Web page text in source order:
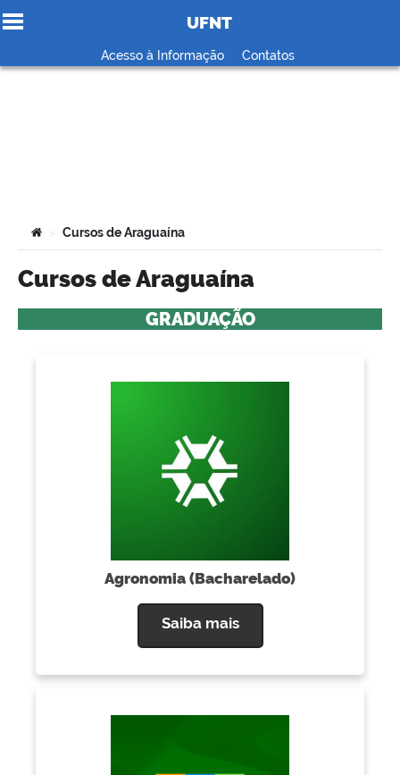
Ir para o conteúdo
UFNT
Acesso à Informação Contatos
Você está aqui:
> Cursos de Araguaína
Cursos de Araguaína
GRADUAÇÃO
Agronomia (Bacharelado)
Saiba mais